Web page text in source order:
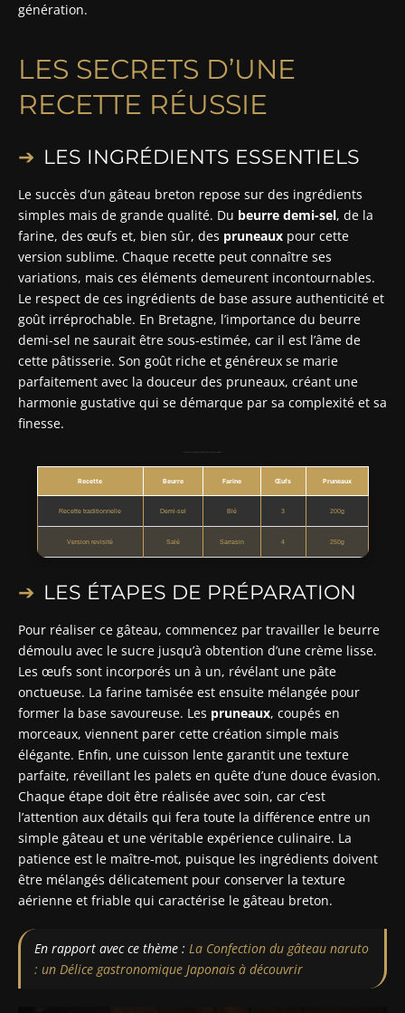
génération.
LES SECRETS D’UNE
RECETTE RÉUSSIE
LES INGRÉDIENTS ESSENTIELS
Le succès d’un gâteau breton repose sur des ingrédients
simples mais de grande qualité. Du beurre demi-sel, de la
farine, des œufs et, bien sûr, des pruneaux pour cette
version sublime. Chaque recette peut connaître ses
variations, mais ces éléments demeurent incontournables.
Le respect de ces ingrédients de base assure authenticité et
goût irréprochable. En Bretagne, l’importance du beurre
demi-sel ne saurait être sous-estimée, car il est l’âme de
cette pâtisserie. Son goût riche et généreux se marie
parfaitement avec la douceur des pruneaux, créant une
harmonie gustative qui se démarque par sa complexité et sa
finesse.
Recette Beurre Farine Œufs Pruneaux
Recette traditionnelle Demi-sel Blé 3 200g
Version revisité Salé Sarrasin 4 250g
LES ÉTAPES DE PRÉPARATION
Pour réaliser ce gâteau, commencez par travailler le beurre
démoulu avec le sucre jusqu’à obtention d’une crème lisse.
Les œufs sont incorporés un à un, révélant une pâte
onctueuse. La farine tamisée est ensuite mélangée pour
former la base savoureuse. Les pruneaux, coupés en
morceaux, viennent parer cette création simple mais
élégante. Enfin, une cuisson lente garantit une texture
parfaite, réveillant les palets en quête d’une douce évasion.
Chaque étape doit être réalisée avec soin, car c’est
l’attention aux détails qui fera toute la différence entre un
simple gâteau et une véritable expérience culinaire. La
patience est le maître-mot, puisque les ingrédients doivent
être mélangés délicatement pour conserver la texture
aérienne et friable qui caractérise le gâteau breton.
En rapport avec ce thème : La Confection du gâteau naruto
: un Délice gastronomique Japonais à découvrir